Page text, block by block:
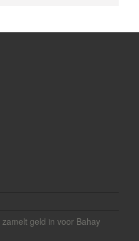
geld in voor Bahay